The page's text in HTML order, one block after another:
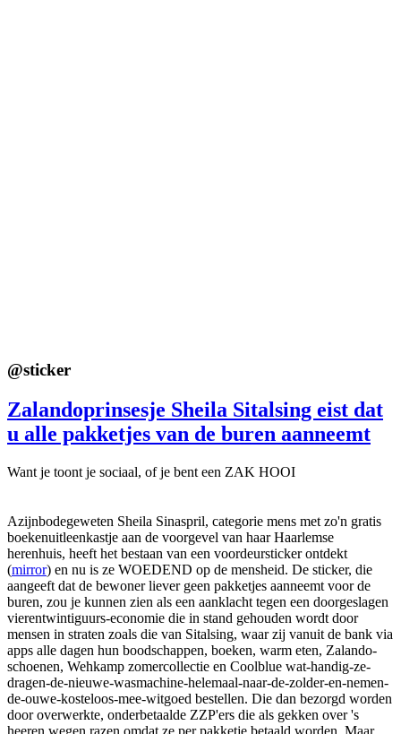
@sticker
Zalandoprinsesje Sheila Sitalsing eist dat
u alle pakketjes van de buren aanneemt
Want je toont je sociaal, of je bent een ZAK HOOI
Azijnbodegeweten Sheila Sinaspril, categorie mens met zo'n gratis
boekenuitleenkastje aan de voorgevel van haar Haarlemse
herenhuis, heeft het bestaan van een voordeursticker ontdekt
(mirror) en nu is ze WOEDEND op de mensheid. De sticker, die
aangeeft dat de bewoner liever geen pakketjes aanneemt voor de
buren, zou je kunnen zien als een aanklacht tegen een doorgeslagen
vierentwintiguurs-economie die in stand gehouden wordt door
mensen in straten zoals die van Sitalsing, waar zij vanuit de bank via
apps alle dagen hun boodschappen, boeken, warm eten, Zalando-
schoenen, Wehkamp zomercollectie en Coolblue wat-handig-ze-
dragen-de-nieuwe-wasmachine-helemaal-naar-de-zolder-en-nemen-
de-ouwe-kosteloos-mee-witgoed bestellen. Die dan bezorgd worden
door overwerkte, onderbetaalde ZZP'ers die als gekken over 's
heeren wegen razen omdat ze per pakketje betaald worden. Maar